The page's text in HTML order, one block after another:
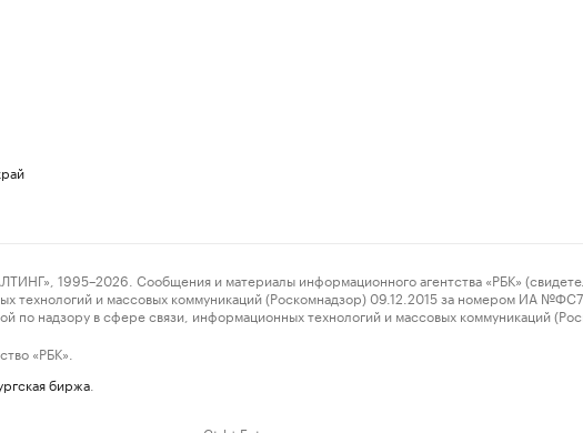
1995–2026. Сообщения и материалы информационного агентства «РБК»
технологий и массовых коммуникаций (Роскомнадзор) 09.12.2015 за номером ИА
по надзору в сфере связи, информационных технологий и массовых коммуникаций
«РБК».
биржа